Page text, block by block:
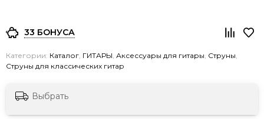
33 БОНУСА
Категории: Каталог, ГИТАРЫ, Аксессуары для гитары, Струны,
Струны для классических гитар
Выбрать